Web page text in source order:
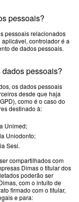
pessoais?
pessoais relacionados
controlador é a
de dados pessoais.
pessoais?
os dados pessoais
desde que haja
como é o caso do
destinado à:
Unimed;
Uniodonto;
Sesi.
compartilhados com
Dimas o titular dos
poderão ser
com o intuito de
firmado com o titular,
e para: